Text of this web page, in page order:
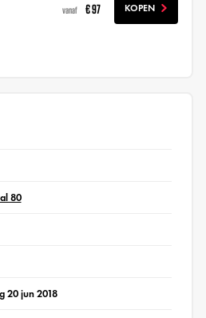
vanaf € 97 KOPEN
80
20 jun 2018